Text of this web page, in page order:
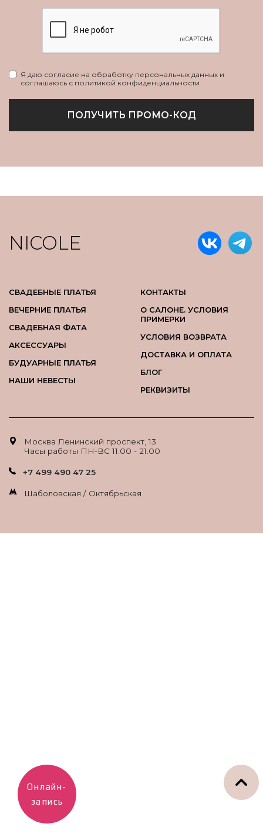
Я даю согласие на обработку персональных данных и
соглашаюсь с политикой конфиденциальности
ПОЛУЧИТЬ ПРОМО-КОД
NICOLE
СВАДЕБНЫЕ ПЛАТЬЯ
ВЕЧЕРНИЕ ПЛАТЬЯ
СВАДЕБНАЯ ФАТА
АКСЕССУАРЫ
БУДУАРНЫЕ ПЛАТЬЯ
НАШИ НЕВЕСТЫ
КОНТАКТЫ
О САЛОНЕ. УСЛОВИЯ
ПРИМЕРКИ
УСЛОВИЯ ВОЗВРАТА
ДОСТАВКА И ОПЛАТА
БЛОГ
РЕКВИЗИТЫ
Москва Ленинский проспект, 13
Часы работы ПН-ВС 11.00 - 21.00
+7 499 490 47 25
Шаболовская / Октябрьская
Онлайн-
запись